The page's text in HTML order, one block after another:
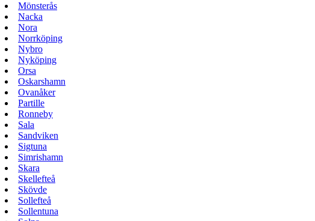
Mönsterås
Nacka
Nora
Norrköping
Nybro
Nyköping
Orsa
Oskarshamn
Ovanåker
Partille
Ronneby
Sala
Sandviken
Sigtuna
Simrishamn
Skara
Skellefteå
Skövde
Sollefteå
Sollentuna